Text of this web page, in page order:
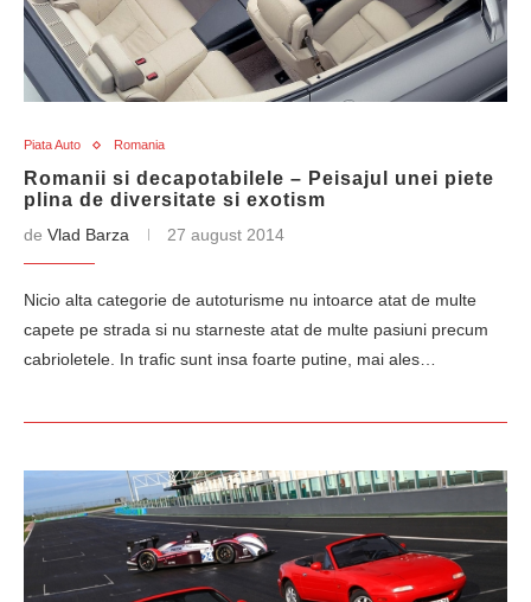
Piata Auto Romania
Romanii si decapotabilele – Peisajul unei piete
plina de diversitate si exotism
de Vlad Barza 27 august 2014
Nicio alta categorie de autoturisme nu intoarce atat de multe
capete pe strada si nu starneste atat de multe pasiuni precum
cabrioletele. In trafic sunt insa foarte putine, mai ales…